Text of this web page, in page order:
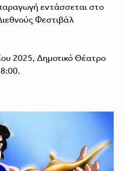
εντάσσεται στο
Φεστιβάλ
2025, Δημοτικό Θέατρο